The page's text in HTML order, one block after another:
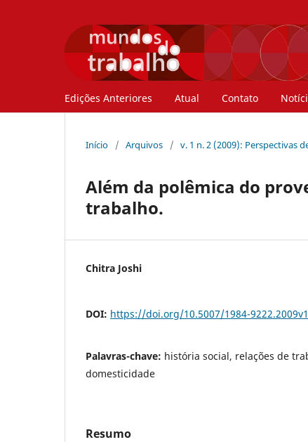
Edições Anteriores Atual Contato
Início / Arquivos / v. 1 n. 2 (2009): Perspectivas
Além da polêmica do
trabalho.
Chitra Joshi
DOI: https://doi.org/10.5007/1984-
Palavras-chave: história social, relações de
domesticidade
Resumo